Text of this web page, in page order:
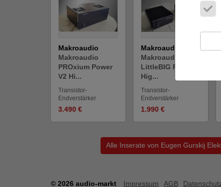
Makroaudio
Makroaudio
PROxium Power
V2 Hi...
Transistor-
Endverstärker
3.490 €
Makroaudio
Makroaudio
LittleBIG Power
Hig...
Transistor-
Endverstärker
1.990 €
Alle Inserate von Eugen Gurskij
© 2026 audio-markt Impressum AGB